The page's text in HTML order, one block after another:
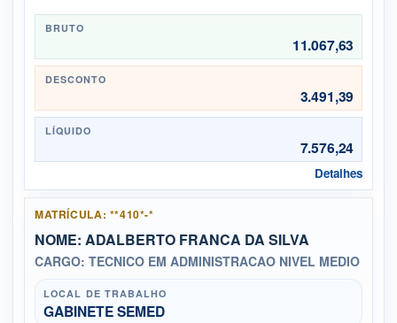
BRUTO
11.067,63
DESCONTO
3.491,39
LÍQUIDO
7.576,24
Detalhes
MATRÍCULA: **410*-*
NOME: ADALBERTO FRANCA DA SILVA
CARGO: TECNICO EM ADMINISTRACAO NIVEL MEDIO
LOCAL DE TRABALHO
GABINETE SEMED